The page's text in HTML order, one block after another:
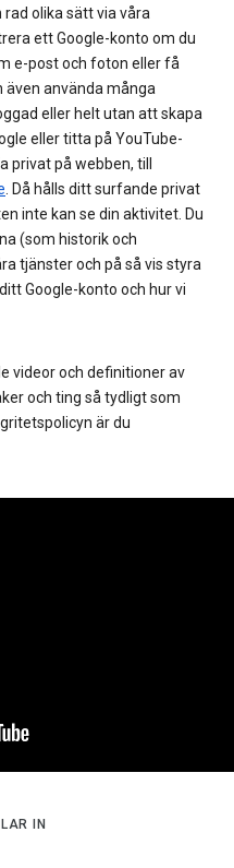
olika sätt via våra
ett Google-konto om du
e-post och foton eller få
även använda många
eller helt utan att skapa
eller titta på YouTube-
privat på webben, till
. Då hålls ditt surfande privat
inte kan se din aktivitet. Du
(som historik och
tjänster och på så vis styra
Google-konto och hur vi
videor och definitioner av
och ting så tydligt som
är du
IN